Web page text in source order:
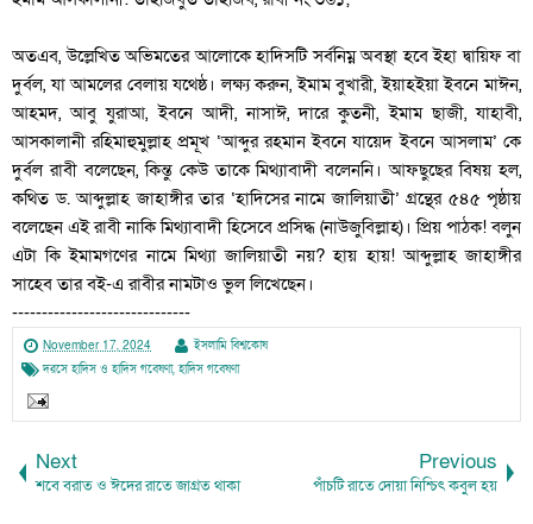
অতএব, উল্লেখিত অভিমতের আলোকে হাদিসটি সর্বনিম্ন অবস্থা হবে ইহা দ্বায়িফ বা
দুর্বল, যা আমলের বেলায় যথেষ্ঠ। লক্ষ্য করুন, ইমাম বুখারী, ইয়াহইয়া ইবনে মাঈন,
আহমদ, আবু যুরাআ, ইবনে আদী, নাসাঈ, দারে কুতনী, ইমাম ছাজী, যাহাবী,
আসকালানী রহিমাহুমুল্লাহ প্রমূখ ‘আব্দুর রহমান ইবনে যায়েদ ইবনে আসলাম’ কে
দুর্বল রাবী বলেছেন, কিন্তু কেউ তাকে মিথ্যাবাদী বলেননি। আফছুছের বিষয় হল,
কথিত ড. আব্দুল্লাহ জাহাঙ্গীর তার ‘হাদিসের নামে জালিয়াতী’ গ্রন্থের ৫৪৫ পৃষ্ঠায়
বলেছেন এই রাবী নাকি মিথ্যাবাদী হিসেবে প্রসিদ্ধ (নাউজুবিল্লাহ)। প্রিয় পাঠক! বলুন
এটা কি ইমামগণের নামে মিথ্যা জালিয়াতী নয়? হায় হায়! আব্দুল্লাহ জাহাঙ্গীর
সাহেব তার বই-এ রাবীর নামটাও ভুল লিখেছেন।
------------------------------
November 17, 2024
ইসলামি বিশ্বকোষ
দরসে হাদিস ও হাদিস গবেষণা,হাদিস গবেষণা
Next
শবে বরাত ও ঈদের রাতে জাগ্রত থাকা
Previous
পাঁচটি রাতে দোয়া নিশ্চিৎ কবুল হয়